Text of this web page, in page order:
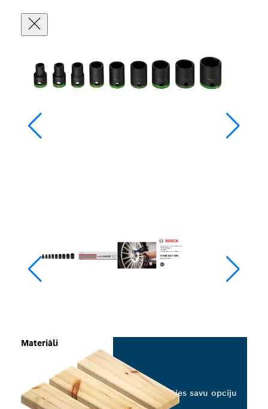
Materiāli
Izvēlieties savu opciju